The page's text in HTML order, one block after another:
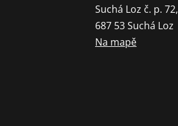
Suchá Loz č. p. 72,
687 53 Suchá Loz
Na mapě